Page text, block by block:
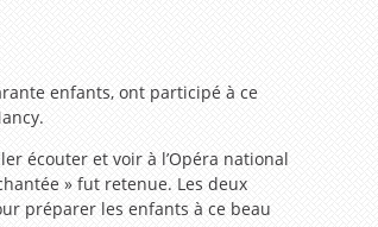
enfants, ont participé à ce
écouter et voir à l’Opéra national
» fut retenue. Les deux
préparer les enfants à ce beau